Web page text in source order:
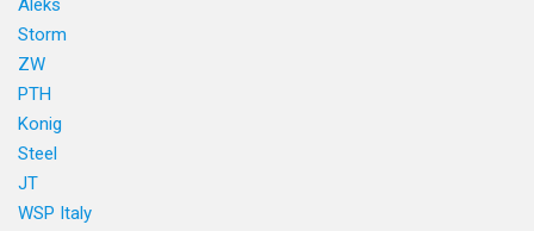
Aleks
Storm
ZW
PTH
Konig
Steel
JT
WSP Italy